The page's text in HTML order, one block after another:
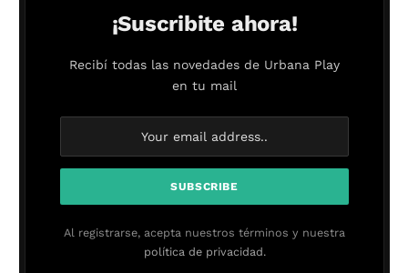
¡Suscribite ahora!
Recibí todas las novedades de Urbana Play
en tu mail
Al registrarse, acepta nuestros términos y nuestra
política de privacidad.